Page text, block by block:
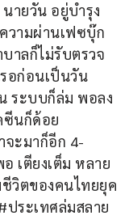
ายวัน อยู่บำรุง
วามผ่านเฟซบุ๊ก
าลก็ไม่รับตรวจ
อก่อนเป็นวัน
ระบบก็ล่ม พอลง
ซีนก็ด้อย
จะมาก็อีก 4-
เตียงเต็ม หลาย
วิตของคนไทยยุค
ระเทศล่มสลาย